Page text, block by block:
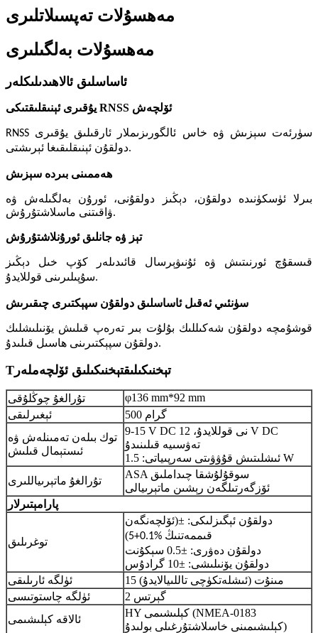
مەھسۇلات تەپسىلاتلىرى
مەھسۇلات بەلگىلىرى
ئاساسلىق ئالاھىدىلىكلەر
يۇقىرى ئېنىقلىقتىكى RNSS ئۆلچەش
RNSS سۈرئەت سېزىش ۋە خاس ئالگورىزىملار ئارقىلىق يۇقىرى
دولقۇن ئېنىقلىقىغا ئېرىشتى.
ھەممىنى بىردە سېزىش
بىرلا ئۈسكۈنىدە دولقۇن، دېڭىز دولقۇنى، ئورۇن بەلگىلەش ۋە
ۋاقىتنى ماسلاشتۇرۇش.
تېز ۋە جانلىق ئورۇنلاشتۇرۇش
قىسقۇچ ئورنىتىش ۋە ئۇنىۋېرسال قائىدىلەر كۆپ خىل دېڭىز
سۇپىلىرىنى قوللايدۇ.
سۈنئىي ئەقىل ئاساسلىق دولقۇن سپېكتىرى چىقىرىش
قوشۇمچە دولقۇن شەكىللىك بۇلۇت بىر تەرەپ قىلىش يۆنىلىشلىك
دولقۇن سپېكتىرىنى ھاسىل قىلىدۇ.
T تېخنىكىلىقتېخنىكىلىق ئۆلچەملەر
تۇرالغۇ چوڭلۇقى
φ136 mm*92 mm
ئېغىرلىقى
500 گرام
توك بىلەن تەمىنلەش ۋە
ئىستېمال قىلىش
9-15 V DC نى قوللايدۇ، 12 V DC
تەۋسىيە قىلىنىدۇ
ئىشلىتىش قۇۋۋىتى سەرپىياتى: 1.5 W
تۇرالغۇ ماتېرىياللىرى
ASA سوقۇلۇشقا چىداملىق
ئۆزگەرتىلگەن رېشىن ماتېرىيالى
پارامېتىرلار
توغرىلىق
دولقۇن ئېگىزلىكى: ±(ئۆلچەنگەن
قىممەتنىڭ %0.1+5
)
دولقۇن دەۋرى: ±0.5 سېكۇنت
دولقۇن يۆنىلىشى: ±10 گرادۇس
ئۈلگە ئارىلىقى
15 مىنۇت (ئىشلەتكۈچى تاللىيالايدۇ)
ئۈلگە چاستوتىسى
2 گېرتس
ئالاقە كېلىشىمى
HY كېلىشىمى (NMEA-0183
كېلىشىمىنى خاسلاشتۇرغىلى بولىدۇ)